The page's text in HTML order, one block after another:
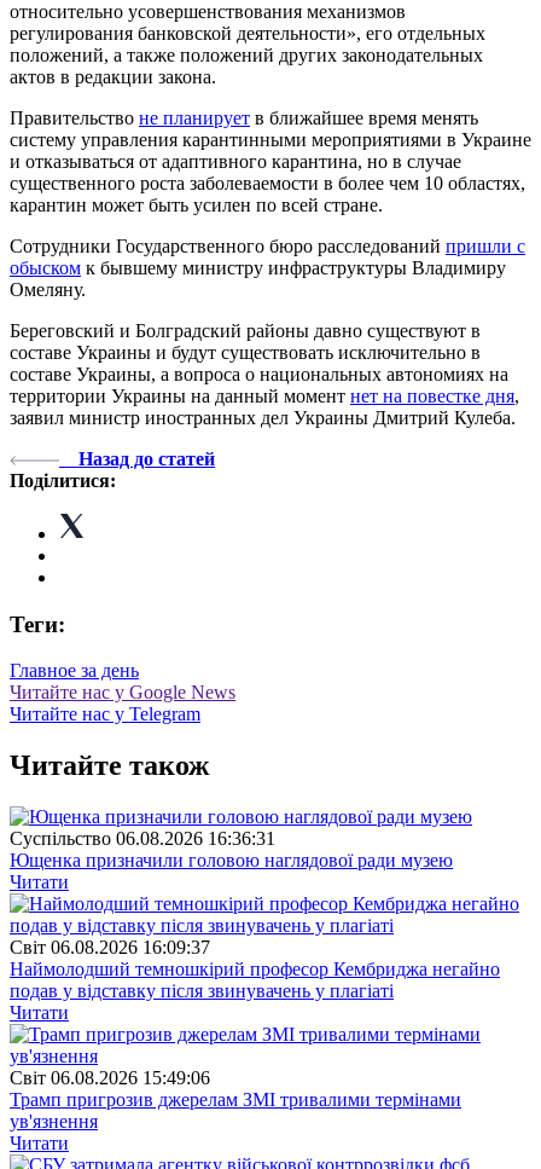
относительно усовершенствования механизмов
регулирования банковской деятельности», его отдельных
положений, а также положений других законодательных
актов в редакции закона.
Правительство не планирует в ближайшее время менять
систему управления карантинными мероприятиями в Украине
и отказываться от адаптивного карантина, но в случае
существенного роста заболеваемости в более чем 10 областях,
карантин может быть усилен по всей стране.
Сотрудники Государственного бюро расследований пришли с
обыском к бывшему министру инфраструктуры Владимиру
Омеляну.
Береговский и Болградский районы давно существуют в
составе Украины и будут существовать исключительно в
составе Украины, а вопроса о национальных автономиях на
территории Украины на данный момент нет на повестке дня,
заявил министр иностранных дел Украины Дмитрий Кулеба.
Назад до статей
Поділитися:
Теги:
Главное за день
Читайте нас у Google News
Читайте нас у Telegram
Читайте також
Суспiльство 06.08.2026 16:36:31
Ющенка призначили головою наглядової ради музею
Читати
Свiт 06.08.2026 16:09:37
Наймолодший темношкірий професор Кембриджа негайно
подав у відставку після звинувачень у плагіаті
Читати
Свiт 06.08.2026 15:49:06
Трамп пригрозив джерелам ЗМІ тривалими термінами
ув'язнення
Читати